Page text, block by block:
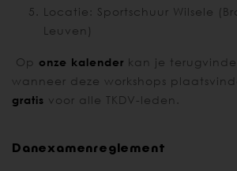
Locatie: Sportschuur Wilsele
Leuven)
Op onze kalender kan je
wanneer deze workshops
gratis voor alle TKDV-leden.
Danexamenreglement